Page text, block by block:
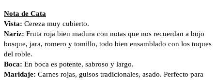
Nota de Cata
Vista: Cereza muy cubierto.
Nariz: Fruta roja bien madura con notas que nos recuerdan a bojo
bosque, jara, romero y tomillo, todo bien ensamblado con los toques
del roble.
Boca: En boca es potente, sabroso y largo.
Maridaje: Carnes rojas, guisos tradicionales, asado. Perfecto para